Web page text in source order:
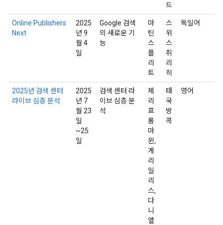
드
Online Publishers
Next
2025
년 9
월 4
일
Google 검색
의 새로운 기
능
마
틴
스
플
리
트
스
위
스
취
리
히
독일어
2025년 검색 센터
라이브 심층 분석
2025
년 7
월 23
일
~25
일
검색 센터 라
이브 심층 분
석
체
리
프
롬
마
윈,
게
리
일
리
스,
다
니
엘
태
국
방
콕
영어